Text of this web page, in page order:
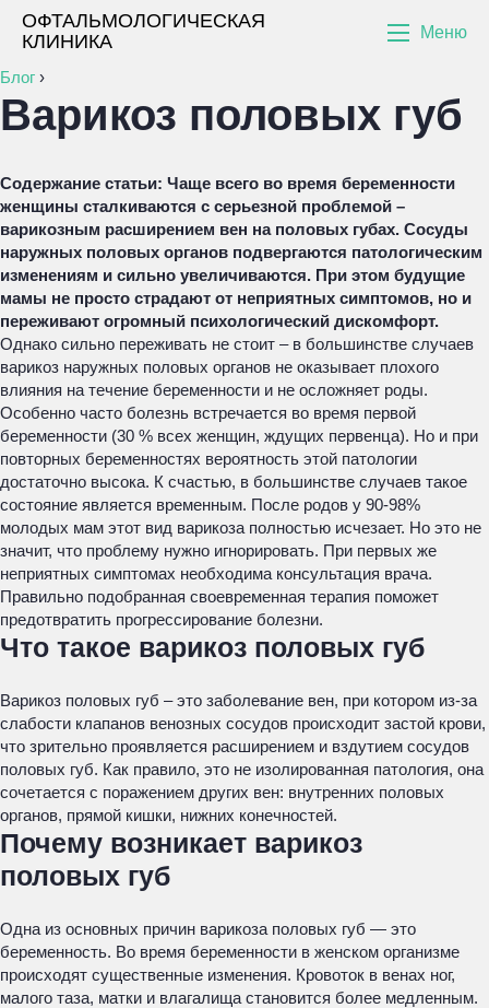
ОФТАЛЬМОЛОГИЧЕСКАЯ
КЛИНИКА
Меню
Блог ›
Варикоз половых губ
Содержание статьи: Чаще всего во время беременности
женщины сталкиваются с серьезной проблемой –
варикозным расширением вен на половых губах. Сосуды
наружных половых органов подвергаются патологическим
изменениям и сильно увеличиваются. При этом будущие
мамы не просто страдают от неприятных симптомов, но и
переживают огромный психологический дискомфорт.
Однако сильно переживать не стоит – в большинстве случаев
варикоз наружных половых органов не оказывает плохого
влияния на течение беременности и не осложняет роды.
Особенно часто болезнь встречается во время первой
беременности (30 % всех женщин, ждущих первенца). Но и при
повторных беременностях вероятность этой патологии
достаточно высока. К счастью, в большинстве случаев такое
состояние является временным. После родов у 90-98%
молодых мам этот вид варикоза полностью исчезает. Но это не
значит, что проблему нужно игнорировать. При первых же
неприятных симптомах необходима консультация врача.
Правильно подобранная своевременная терапия поможет
предотвратить прогрессирование болезни.
Что такое варикоз половых губ
Варикоз половых губ – это заболевание вен, при котором из-за
слабости клапанов венозных сосудов происходит застой крови,
что зрительно проявляется расширением и вздутием сосудов
половых губ. Как правило, это не изолированная патология, она
сочетается с поражением других вен: внутренних половых
органов, прямой кишки, нижних конечностей.
Почему возникает варикоз
половых губ
Одна из основных причин варикоза половых губ — это
беременность. Во время беременности в женском организме
происходят существенные изменения. Кровоток в венах ног,
малого таза, матки и влагалища становится более медленным.